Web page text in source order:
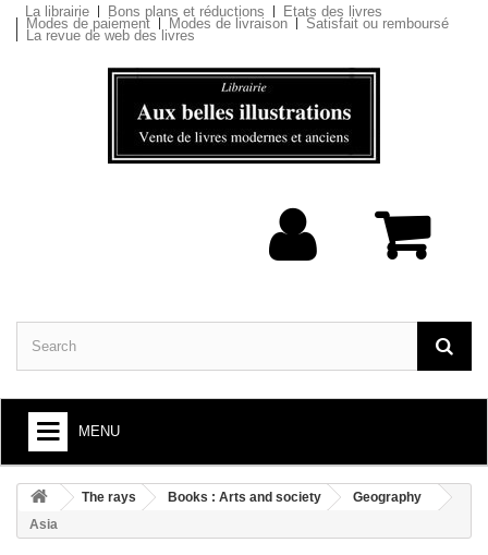
La librairie Bons plans et réductions Etats des livres
Modes de paiement Modes de livraison Satisfait ou remboursé
La revue de web des livres
MENU
+
BOOKS : ARTS AND SOCIETY
+
BOOKS : LITERATURE
The rays Books : Arts and society
Geography
Asia